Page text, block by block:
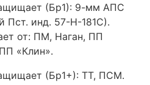
(Бр1): 9-мм АПС
Пст. инд. 57-Н-181С).
от: ПМ, Наган, ПП
«Клин».
(Бр1+): ТТ, ПСМ.